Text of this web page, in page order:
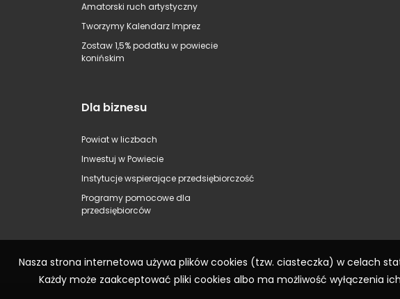
Amatorski ruch artystyczny
Tworzymy Kalendarz Imprez
Zostaw 1,5% podatku w powiecie
konińskim
Dla biznesu
Powiat w liczbach
Inwestuj w Powiecie
Instytucje wspierające przedsiębiorczość
Programy pomocowe dla
przedsiębiorców
Nasza strona internetowa używa plików cookies (tzw. ciasteczka) w celach
Każdy może zaakceptować pliki cookies albo ma możliwość wyłączenia